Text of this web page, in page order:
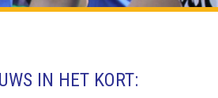
IN HET KORT: